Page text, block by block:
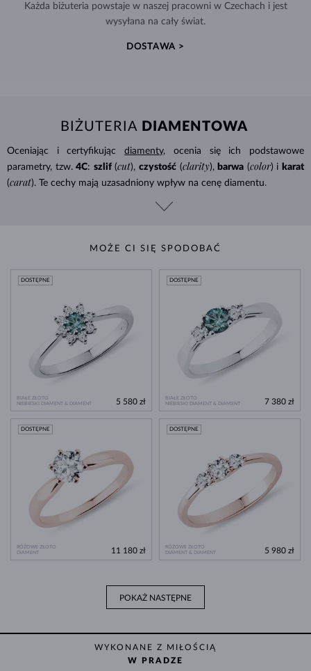
Każda biżuteria powstaje w naszej pracowni w Czechach i jest
wysyłana na cały świat.
DOSTAWA >
BIŻUTERIA DIAMENTOWA
Oceniając i certyfikującdiamenty, ocenia się ich podstawowe
parametry, tzw. 4C: szlif (cut), czystość (clarity), barwa (color) i karat
(carat). Te cechy mają uzasadniony wpływ na cenę diamentu.
MOŻE CI SIĘ SPODOBAĆ
BIAŁE ZŁOTO
NIEBIESKI DIAMENT & DIAMENT
DOSTĘPNE
5 580 zł
BIAŁE ZŁOTO
NIEBIESKI DIAMENT & DIAMENT
DOSTĘPNE
7 380 zł
RÓŻOWE ZŁOTO
DIAMENT
DOSTĘPNE
11 180 zł
RÓŻOWE ZŁOTO
DIAMENT & DIAMENT
DOSTĘPNE
5 980 zł
POKAŻ NASTĘPNE
WYKONANE Z MIŁOŚCIĄ
W PRADZE